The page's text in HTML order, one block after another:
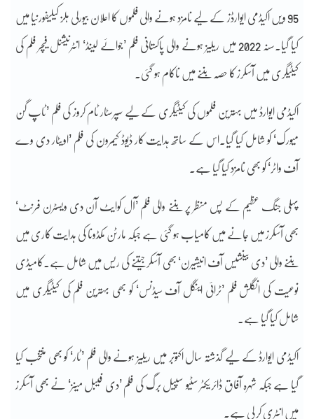
95 ویں اکیڈمی ایوارڈز کے لیے نامزد ہونے والی فلموں کا اعلان بیورلی ہلز کیلیفورنیا میں
کیا گیا۔سنہ 2022 میں ریلیز ہونے والی پاکستانی فلم ’جوائے لینڈ‘ انٹرنیشنل فیچر فلم کی
کیٹیگری میں آسکرز کا حصہ بننے میں ناکام ہو گئی۔
اکیڈمی ایوارڈ میں بہترین فلموں کی کیٹیگری کے لیے سپرسٹار ٹام کروز کی فلم ’ٹاپ گن
میورک‘ کو شامل کیا گیا۔اس کے ساتھ ہدایت کار ڈیوڈ کیمرون کی فلم ’اویٹار دی وے
آف واٹر‘ کو بھی نامزد کیا گیا ہے۔
پہلی جنگ عظیم کے پس منظر پر بننے والی فلم ’آل کوایٹ آن دی ویسٹرن فرنٹ‘
بھی آسکرز میں جانے میں کامیاب ہو گئی ہے جبکہ مارٹن مکڈونا کی ہدایت کاری میں
بننے والی ’دی بینشیس آف انیشیرن‘ بھی آسکر جیتنے کی ریس میں شامل ہے۔کامیڈی
نوعیت کی انگلش فلم ’ٹرائی اینگل آف سیڈنس‘ کو بھی بہترین فلم کی کیٹیگری میں
شامل کیا گیا ہے۔
اکیڈمی ایوارڈ کے لیے گذشتہ سال اکتوبر میں ریلیز ہونے والی فلم ’ٹار‘ کو بھی منتخب کیا
گیا ہے جبکہ شہرہ آفاق ڈائریکٹر سٹیو سپیل برگ کی فلم ’دی فیبل مینز‘ نے بھی آسکرز
میں انٹری کر لی ہے۔